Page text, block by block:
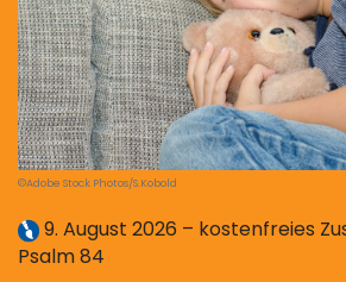
©Adobe Stock Photos/S.Kobold
9. August 2026 – kostenfreies
Psalm 84